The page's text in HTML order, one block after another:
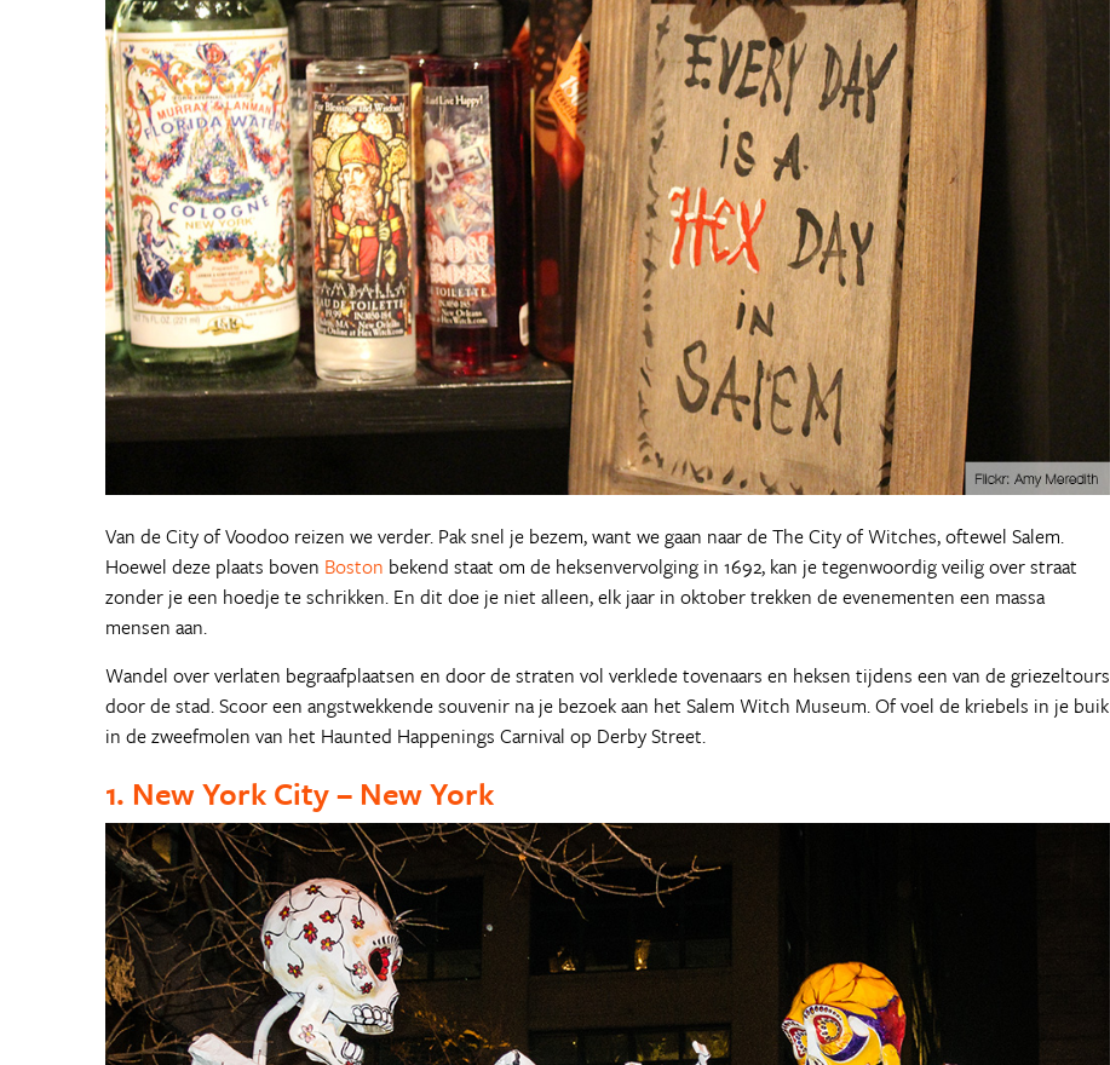
Van de City of Voodoo reizen we verder. Pak snel je bezem, want we gaan naar de The City of Witches, oftewel Salem.
Hoewel deze plaats boven Boston bekend staat om de heksenvervolging in 1692, kan je tegenwoordig veilig over straat
zonder je een hoedje te schrikken. En dit doe je niet alleen, elk jaar in oktober trekken de evenementen een massa
mensen aan.
Wandel over verlaten begraafplaatsen en door de straten vol verklede tovenaars en heksen tijdens een van de griezeltours
door de stad. Scoor een angstwekkende souvenir na je bezoek aan het Salem Witch Museum. Of voel de kriebels in je buik
in de zweefmolen van het Haunted Happenings Carnival op Derby Street.
1. New York City – New York